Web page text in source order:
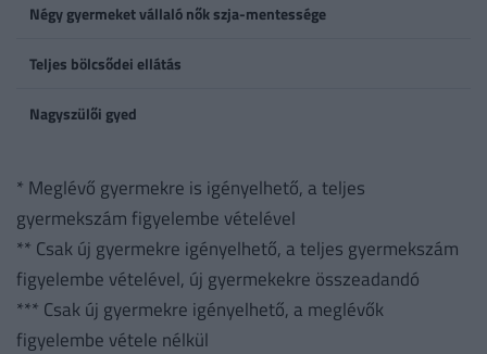
Négy gyermeket vállaló nők szja-mentessége
Teljes bölcsődei ellátás
Nagyszülői gyed
* Meglévő gyermekre is igényelhető, a teljes
gyermekszám figyelembe vételével
** Csak új gyermekre igényelhető, a teljes gyermekszám
figyelembe vételével, új gyermekekre összeadandó
*** Csak új gyermekre igényelhető, a meglévők
figyelembe vétele nélkül